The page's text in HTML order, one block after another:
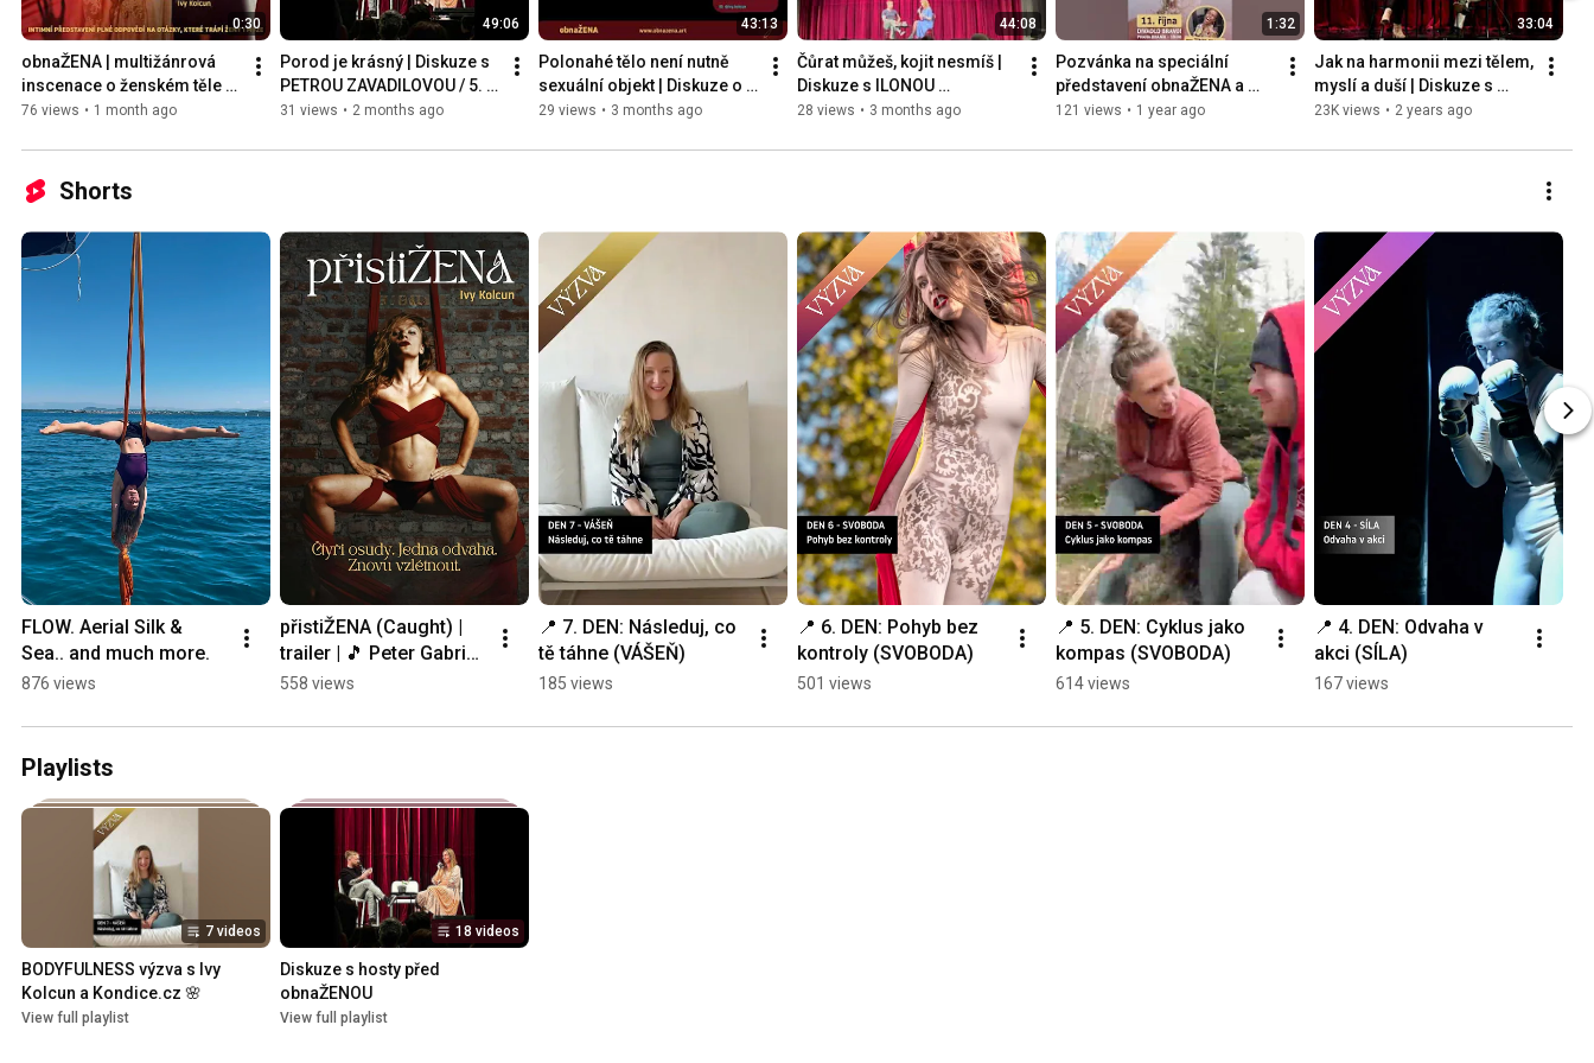
0:30
obnaŽENA | multižánrová
inscenace o ženském těle a
emocích
76 views • 1 month ago
49:06
Porod je krásný | Diskuze s
PETROU ZAVADILOVOU / 5. 5.
2026 / obnaŽENA
31 views • 2 months ago
43:13
Polonahé tělo není nutně
sexuální objekt | Diskuze o
burlesce se ZORYOU BLUE /
29 views • 3 months ago
44:08
Čůrat můžeš, kojit nesmíš |
Diskuze s ILONOU
KLENÍKOVOU / 8.10.2025 /
28 views • 3 months ago
1:32
Pozvánka na speciální
představení obnaŽENA a
křest alba – oslavme 5 let
121 views • 1 year ago
33:04
Jak na harmonii mezi tělem,
myslí a duší | Diskuze s
HELENOU MÁSLOVOU /
23K views • 2 years ago
Shorts
FLOW. Aerial Silk &
Sea.. and much more.
876 views
přistiŽENA (Caught) |
trailer | 🎵 Peter Gabriel
(My Body Is A Cage)
558 views
📍 7. DEN: Následuj, co
tě táhne (VÁŠEŇ)
185 views
📍 6. DEN: Pohyb bez
kontroly (SVOBODA)
501 views
📍 5.⁠ ⁠DEN: Cyklus jako
kompas (SVOBODA)
614 views
📍 4.⁠ ⁠DEN: Odvaha v
akci (SÍLA)
167 views
Playlists
7 videos
BODYFULNESS výzva s Ivy
Kolcun a Kondice.cz 🌸
View full playlist
18 videos
Diskuze s hosty před
obnaŽENOU
View full playlist